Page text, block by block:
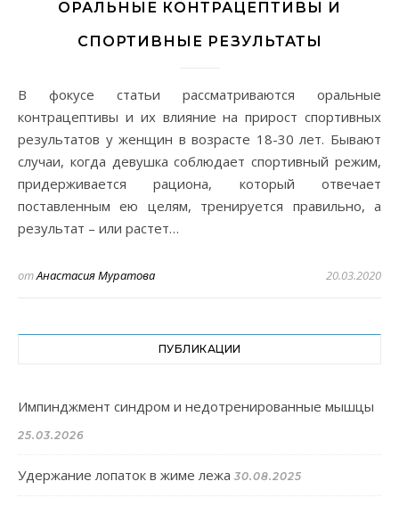
ОРАЛЬНЫЕ КОНТРАЦЕПТИВЫ И
СПОРТИВНЫЕ РЕЗУЛЬТАТЫ
В фокусе статьи рассматриваются оральные
контрацептивы и их влияние на прирост спортивных
результатов у женщин в возрасте 18-30 лет. Бывают
случаи, когда девушка соблюдает спортивный режим,
придерживается рациона, который отвечает
поставленным ею целям, тренируется правильно, а
результат – или растет…
отАнастасия Муратова 20.03.2020
ПУБЛИКАЦИИ
Импинджмент синдром и недотренированные мышцы
25.03.2026
Удержание лопаток в жиме лежа 30.08.2025